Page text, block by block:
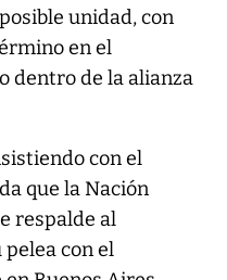
unidad, con
en el
dentro de la alianza
con el
que la Nación
respalde al
con el